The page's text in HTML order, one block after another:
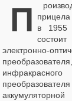
Производство ночного
в 1955
электронно-
преобразователя,